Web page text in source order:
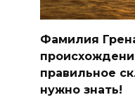
Фамилия
правильное
нужно знать!